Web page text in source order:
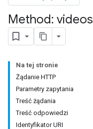
Method: videos
Na tej stronie
Żądanie HTTP
Parametry zapytania
Treść żądania
Treść odpowiedzi
Identyfikator URI